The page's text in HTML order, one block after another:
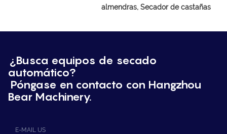
almendras, Secador de castañas
¿Busca equipos de secado
automático?
Póngase en contacto con Hangzhou
Bear Machinery.
E-MAIL US